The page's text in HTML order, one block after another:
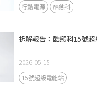
行動電源 酷態科
拆解報告：酷態科15號
2026-05-15
15號超級電能站